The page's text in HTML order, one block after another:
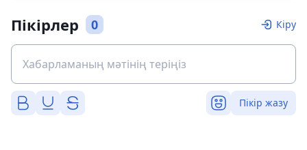
Пікірлер 0 Кіру
Пікір жазу